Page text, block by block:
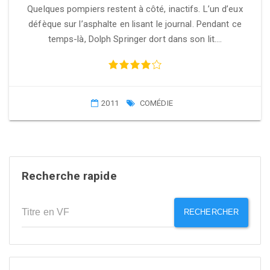
Quelques pompiers restent à côté, inactifs. L’un d’eux
défèque sur l’asphalte en lisant le journal. Pendant ce
temps-là, Dolph Springer dort dans son lit….
2011 COMÉDIE
Recherche rapide
RECHERCHER